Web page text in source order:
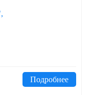
Подробнее